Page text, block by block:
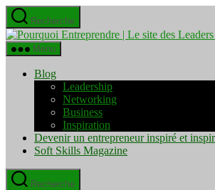
Aller
au
contenu
Recherche
Menu
Blog
Leadership
Networking
Business
Inspiration
Devenir un entrepreneur inspiré et
Soft Skills Magazine
Recherche